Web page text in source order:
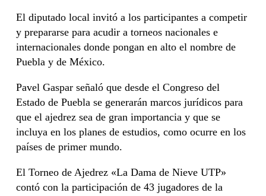
El diputado local invitó a los participantes a competir
y prepararse para acudir a torneos nacionales e
internacionales donde pongan en alto el nombre de
Puebla y de México.
Pavel Gaspar señaló que desde el Congreso del
Estado de Puebla se generarán marcos jurídicos para
que el ajedrez sea de gran importancia y que se
incluya en los planes de estudios, como ocurre en los
países de primer mundo.
El Torneo de Ajedrez «La Dama de Nieve UTP»
contó con la participación de 43 jugadores de la